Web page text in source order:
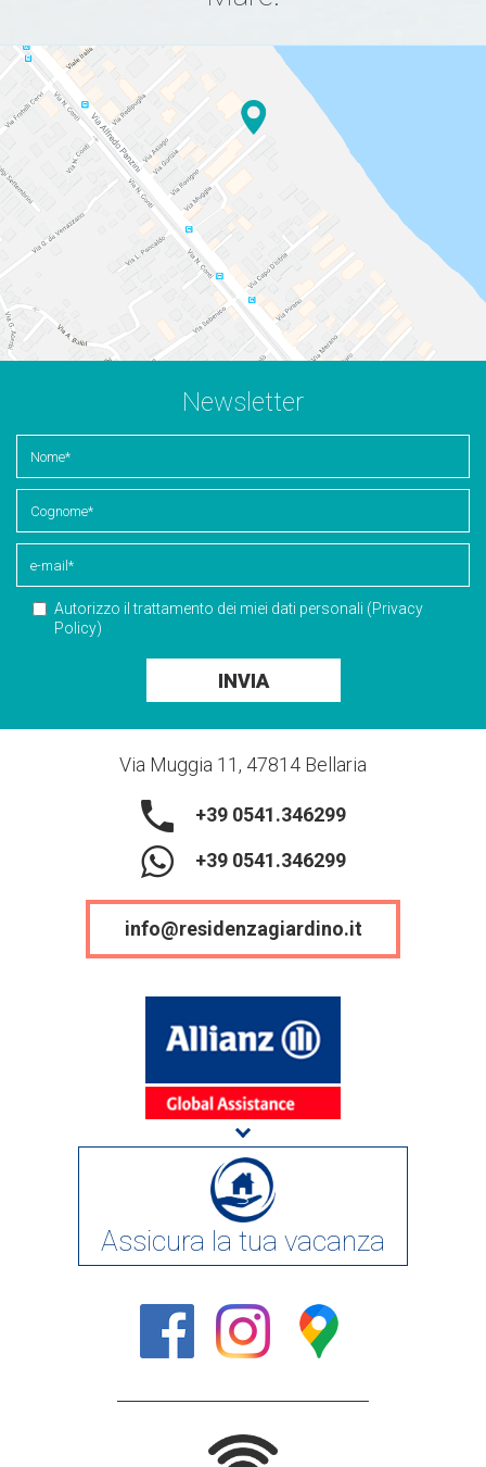
Newsletter
Autorizzo il trattamento dei miei dati personali (Privacy
Policy)
INVIA
Via Muggia 11, 47814 Bellaria
+39 0541.346299
+39 0541.346299
info@residenzagiardino.it
Assicura la tua vacanza